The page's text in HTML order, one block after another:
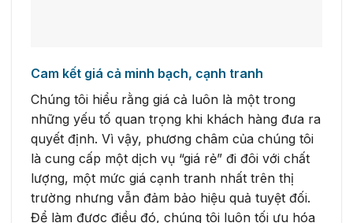
Cam kết giá cả minh bạch, cạnh tranh
Chúng tôi hiểu rằng giá cả luôn là một trong
những yếu tố quan trọng khi khách hàng đưa ra
quyết định. Vì vậy, phương châm của chúng tôi
là cung cấp một dịch vụ “giá rẻ” đi đôi với chất
lượng, một mức giá cạnh tranh nhất trên thị
trường nhưng vẫn đảm bảo hiệu quả tuyệt đối.
Để làm được điều đó, chúng tôi luôn tối ưu hóa